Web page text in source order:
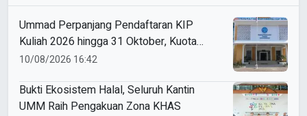
Ummad Perpanjang Pendaftaran KIP
Kuliah 2026 hingga 31 Oktober, Kuota
Ratusan Menanti
10/08/2026 16:42
Bukti Ekosistem Halal, Seluruh Kantin
UMM Raih Pengakuan Zona KHAS